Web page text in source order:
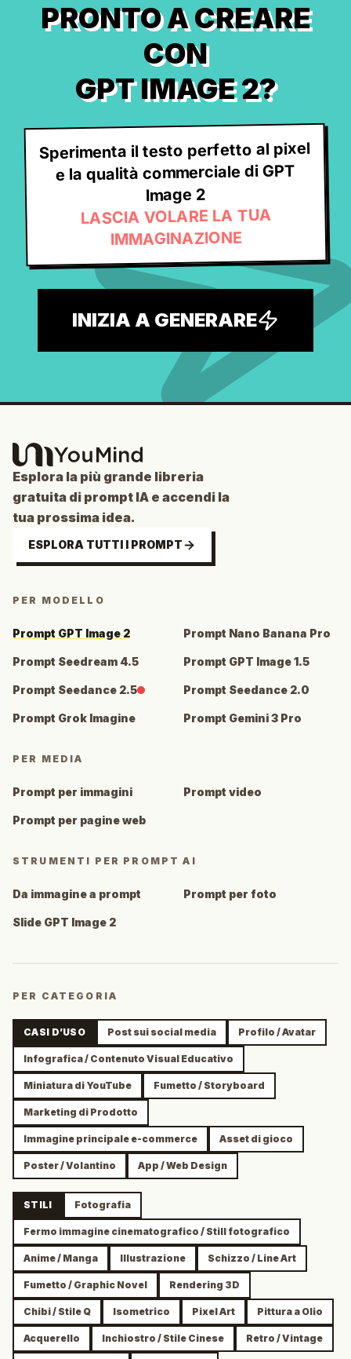
PRONTO A CREARE
CON
GPT IMAGE 2?
Sperimenta il testo perfetto al pixel
e la qualità commerciale di GPT
Image 2
LASCIA VOLARE LA TUA
IMMAGINAZIONE
INIZIA A GENERARE
Esplora la più grande libreria
gratuita di prompt IA e accendi la
tua prossima idea.
ESPLORA TUTTI I PROMPT
PER MODELLO
Prompt GPT Image 2 Prompt Nano Banana Pro
Prompt Seedream 4.5 Prompt GPT Image 1.5
Prompt Seedance 2.5 Prompt Seedance 2.0
Prompt Grok Imagine Prompt Gemini 3 Pro
PER MEDIA
Prompt per immagini Prompt video
Prompt per pagine web
STRUMENTI PER PROMPT AI
Da immagine a prompt Prompt per foto
Slide GPT Image 2
PER CATEGORIA
CASI D’USO Post sui social media Profilo / Avatar
Infografica / Contenuto Visual Educativo
Miniatura di YouTube Fumetto / Storyboard
Marketing di Prodotto
Immagine principale e-commerce Asset di gioco
Poster / Volantino App / Web Design
STILI Fotografia
Fermo immagine cinematografico / Still fotografico
Anime / Manga Illustrazione Schizzo / Line Art
Fumetto / Graphic Novel Rendering 3D
Chibi / Stile Q Isometrico Pixel Art Pittura a Olio
Acquerello Inchiostro / Stile Cinese Retro / Vintage